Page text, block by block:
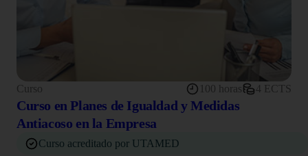
Curso 100 horas 4 ECTS
Curso en Planes de Igualdad y Medidas
Antiacoso en la Empresa
Curso acreditado por UTAMED